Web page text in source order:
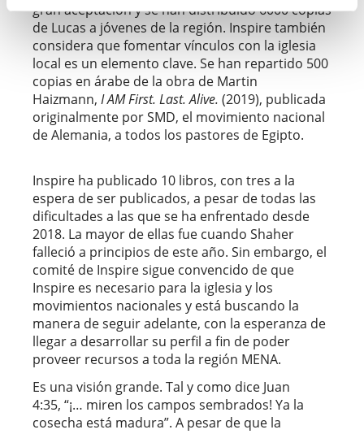
gran aceptación y se han distribuido 6000 copias
de Lucas a jóvenes de la región. Inspire también
considera que fomentar vínculos con la iglesia
local es un elemento clave. Se han repartido 500
copias en árabe de la obra de Martin
Haizmann, I AM First. Last. Alive. (2019), publicada
originalmente por SMD, el movimiento nacional
de Alemania, a todos los pastores de Egipto.
Inspire ha publicado 10 libros, con tres a la
espera de ser publicados, a pesar de todas las
dificultades a las que se ha enfrentado desde
2018. La mayor de ellas fue cuando Shaher
falleció a principios de este año. Sin embargo, el
comité de Inspire sigue convencido de que
Inspire es necesario para la iglesia y los
movimientos nacionales y está buscando la
manera de seguir adelante, con la esperanza de
llegar a desarrollar su perfil a fin de poder
proveer recursos a toda la región MENA.
Es una visión grande. Tal y como dice Juan
4:35, “¡… miren los campos sembrados! Ya la
cosecha está madura”. A pesar de que la